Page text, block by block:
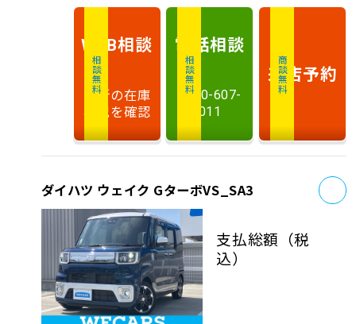
相談無料
WEB相談
最新の在庫
状況を確認
相談無料
電話相談
0120-607-
011
商談無料
来店予約
ダイハツ ウェイク GターボVS_SA3
支払総額 （税
込）